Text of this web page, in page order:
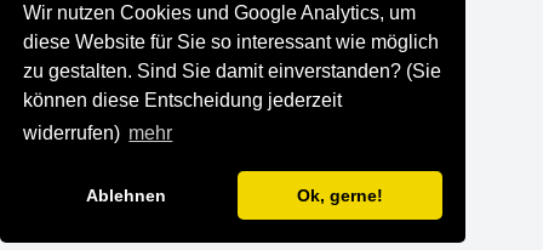
Wir nutzen Cookies und Google Analytics, um
diese Website für Sie so interessant wie möglich
zu gestalten. Sind Sie damit einverstanden? (Sie
können diese Entscheidung jederzeit
widerrufen) mehr
Ablehnen Ok, gerne!
Shop - Online kaufen
Münzgalerie München
MGM Schmuck
MGM Pfand